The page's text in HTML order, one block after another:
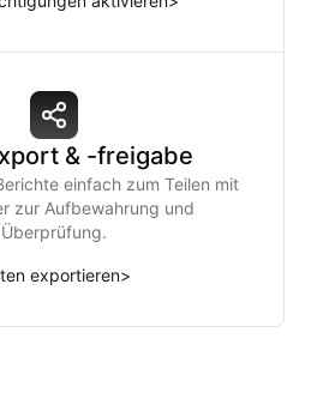
& -freigabe
einfach zum Teilen mit
zur Aufbewahrung und
Überprüfung.
exportieren>